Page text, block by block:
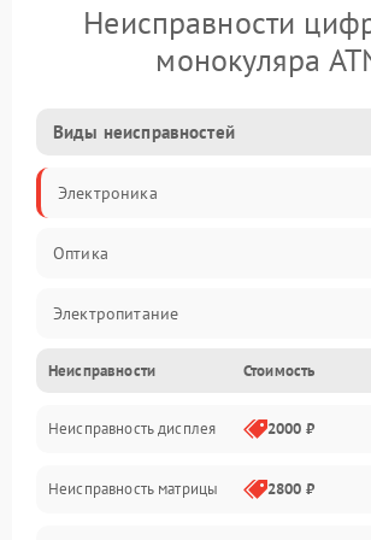
Неисправности
монокуляра
Виды неисправностей
Электроника
Оптика
Электропитание
Видео
ПО
Управление
Неисправности Стоимость
Неисправность дисплея 2000 ₽
Неисправность матрицы 2800 ₽